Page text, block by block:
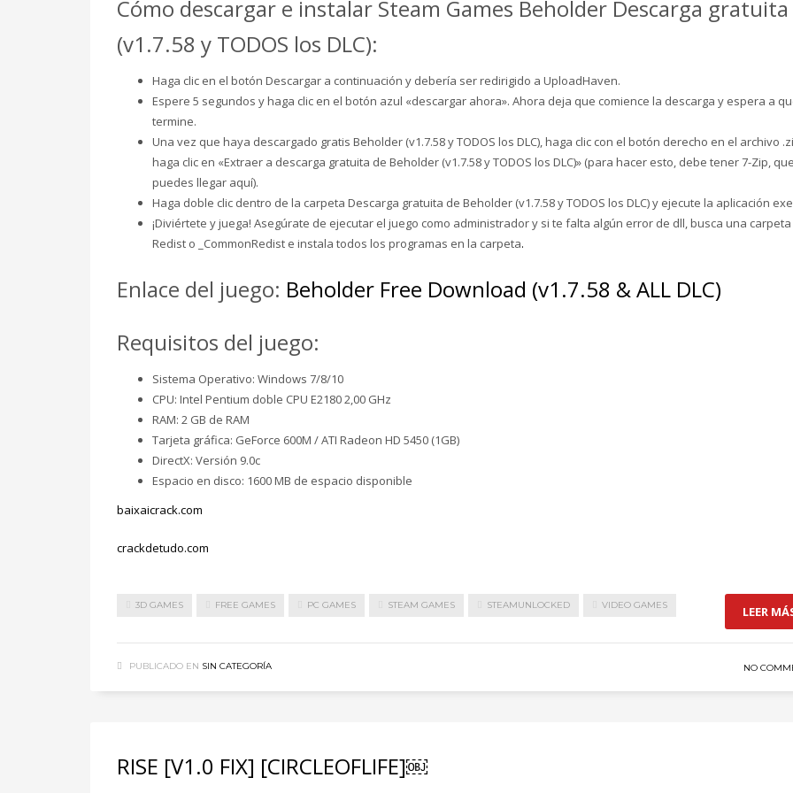
Cómo descargar e instalar Steam Games Beholder Descarga gratuita
(v1.7.58 y TODOS los DLC):
Haga clic en el botón Descargar a continuación y debería ser redirigido a UploadHaven.
Espere 5 segundos y haga clic en el botón azul «descargar ahora». Ahora deja que comience la descarga y espera a
termine.
Una vez que haya descargado gratis Beholder (v1.7.58 y TODOS los DLC), haga clic con el botón derecho en el archivo
haga clic en «Extraer a descarga gratuita de Beholder (v1.7.58 y TODOS los DLC)» (para hacer esto, debe tener 7-Zip, que
puedes llegar aquí).
Haga doble clic dentro de la carpeta Descarga gratuita de Beholder (v1.7.58 y TODOS los DLC) y ejecute la aplicación
¡Diviértete y juega! Asegúrate de ejecutar el juego como administrador y si te falta algún error de dll, busca una carpeta
Redist o _CommonRedist e instala todos los programas en la carpeta.
Enlace del juego: Beholder Free Download (v1.7.58 & ALL DLC)
Requisitos del juego:
Sistema Operativo: Windows 7/8/10
CPU: Intel Pentium doble CPU E2180 2,00 GHz
RAM: 2 GB de RAM
Tarjeta gráfica: GeForce 600M / ATI Radeon HD 5450 (1GB)
DirectX: Versión 9.0c
Espacio en disco: 1600 MB de espacio disponible
baixaicrack.com
crackdetudo.com
3D GAMES FREE GAMES PC GAMES STEAM GAMES STEAMUNLOCKED VIDEO GAMES LEER
PUBLICADO EN SIN CATEGORÍA NO
RISE [V1.0 FIX] [CIRCLEOFLIFE]￼